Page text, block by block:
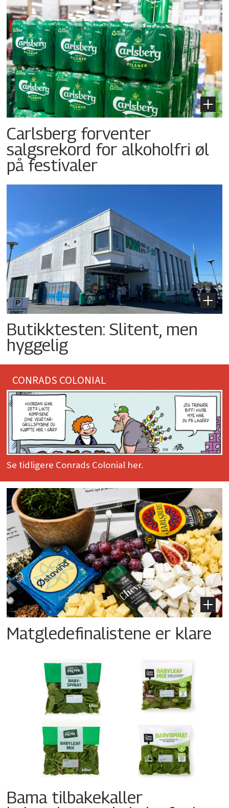
Carlsberg forventer
salgsrekord for alkoholfri øl
på festivaler
Butikktesten: Slitent, men
hyggelig
CONRADS COLONIAL
Se tidligere Conrads Colonial her.
Matgledefinalistene er klare
Bama tilbakekaller